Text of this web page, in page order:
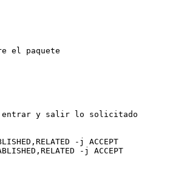
el paquete
entrar y salir lo solicitado
-j ACCEPT
-j ACCEPT